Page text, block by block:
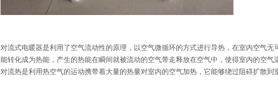
对流式电暖器是利用了空气流动性的原理，以空气微循环的方式进行导热，在室内空气
能转化成为热能，产生的热能在瞬间就被流动的空气带走释放在空气中，使得室内的空
对流热是利用热空气的运动携带着大量的热量对室内的空气加热，它能够绕过阻碍扩散